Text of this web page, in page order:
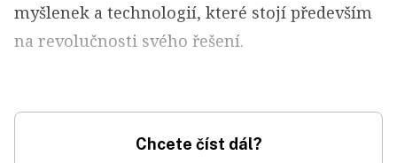
myšlenek a technologií, které stojí především
na revolučnosti svého řešení.
Chcete číst dál?